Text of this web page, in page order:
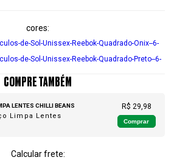
cores
COMPRE TAMBÉM
LENTES CHILLI BEANS
Limpa Lentes
R$ 29,98
Comprar
Calcular frete: